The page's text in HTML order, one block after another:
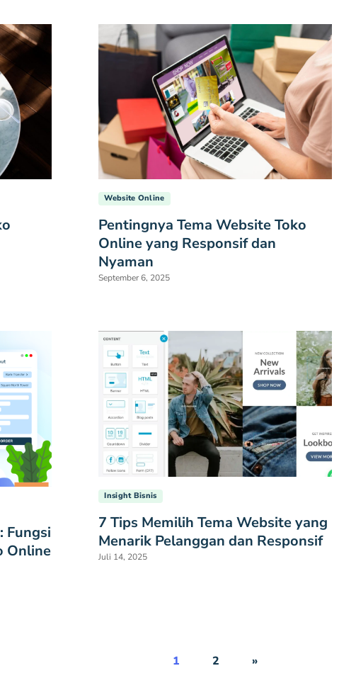
Website Online
Pentingnya Tema Website Toko
Online yang Responsif dan
Nyaman
September 6, 2025
Fungsi
Online
Insight Bisnis
7 Tips Memilih Tema Website yang
Menarik Pelanggan dan Responsif
Juli 14, 2025
1 2 »